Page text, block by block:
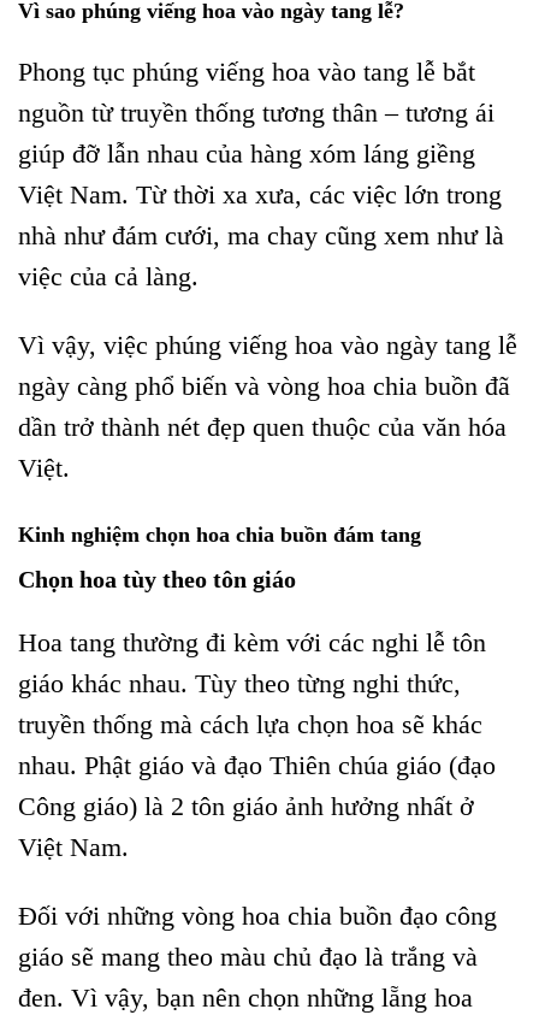
Vì sao phúng viếng hoa vào ngày tang lễ?
Phong tục phúng viếng hoa vào tang lễ bắt
nguồn từ truyền thống tương thân – tương ái
giúp đỡ lẫn nhau của hàng xóm láng giềng
Việt Nam. Từ thời xa xưa, các việc lớn trong
nhà như đám cưới, ma chay cũng xem như là
việc của cả làng.
Vì vậy, việc phúng viếng hoa vào ngày tang lễ
ngày càng phổ biến và vòng hoa chia buồn đã
dần trở thành nét đẹp quen thuộc của văn hóa
Việt.
Kinh nghiệm chọn hoa chia buồn đám tang
Chọn hoa tùy theo tôn giáo
Hoa tang thường đi kèm với các nghi lễ tôn
giáo khác nhau. Tùy theo từng nghi thức,
truyền thống mà cách lựa chọn hoa sẽ khác
nhau. Phật giáo và đạo Thiên chúa giáo (đạo
Công giáo) là 2 tôn giáo ảnh hưởng nhất ở
Việt Nam.
Đối với những vòng hoa chia buồn đạo công
giáo sẽ mang theo màu chủ đạo là trắng và
đen. Vì vậy, bạn nên chọn những lẵng hoa